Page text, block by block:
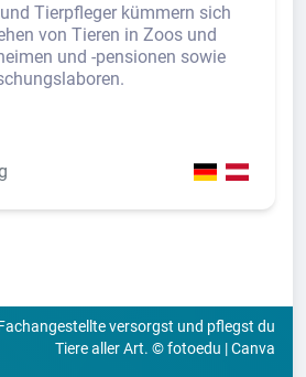
Tierpfleger kümmern sich
von Tieren in Zoos und
und -pensionen sowie
versorgst und pflegst du
Tiere aller Art. © fotoedu | Canva